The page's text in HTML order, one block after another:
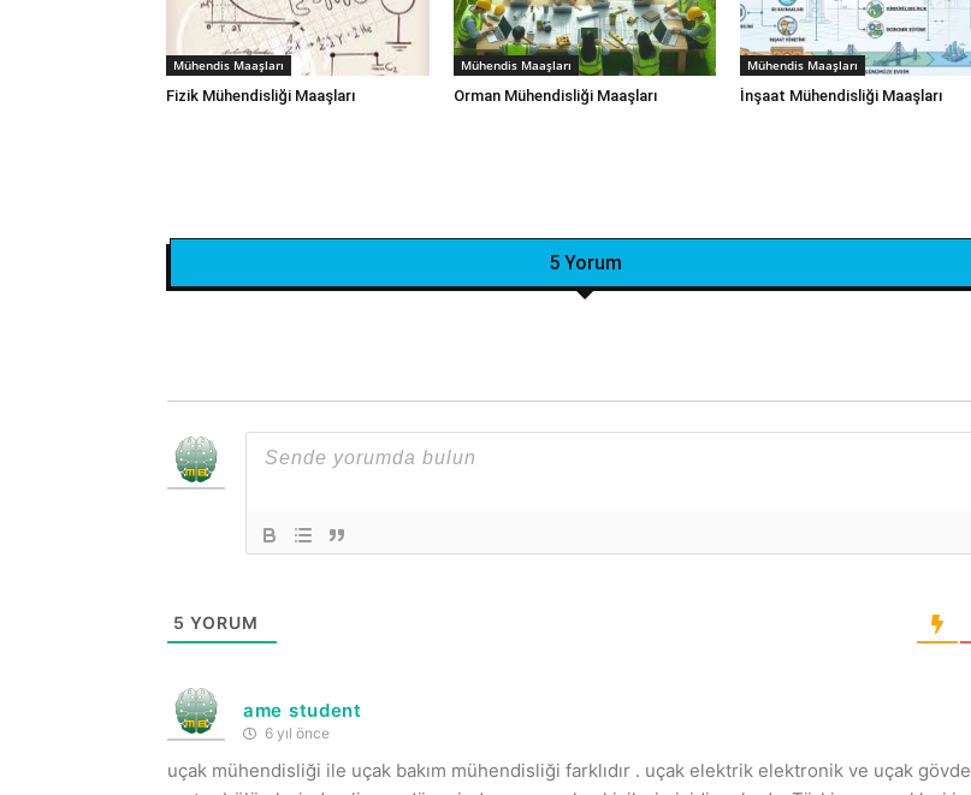
Mühendis Maaşları
Fizik Mühendisliği Maaşları
Mühendis Maaşları
Orman Mühendisliği‎ Maaşları
Mühendis Maaşları
İnşaat Mühendisliği Maaşları
5 Yorum
5 YORUM
ame student
6 yıl önce
uçak mühendisliği ile uçak bakım mühendisliği farklıdır . uçak elektrik elektronik ve uçak gövde